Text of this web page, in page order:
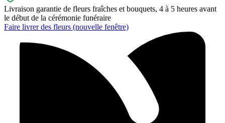
Livraison garantie de fleurs fraîches et bouquets, 4 à 5 heures avant
le début de la cérémonie funéraire
Faire livrer des fleurs (nouvelle fenêtre)